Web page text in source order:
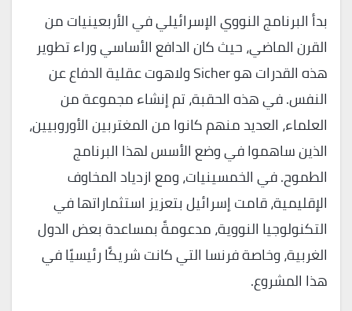
بدأ البرنامج النووي الإسرائيلي في الأربعينيات من
القرن الماضي، حيث كان الدافع الأساسي وراء تطوير
هذه القدرات هو Sicher ولاهوت عقلية الدفاع عن
النفس. في هذه الحقبة، تم إنشاء مجموعة من
العلماء، العديد منهم كانوا من المغتربين الأوروبيين،
الذين ساهموا في وضع الأسس لهذا البرنامج
الطموح. في الخمسينيات، ومع ازدياد المخاوف
الإقليمية، قامت إسرائيل بتعزيز استثماراتها في
التكنولوجيا النووية، مدعومةً بمساعدة بعض الدول
الغربية، وخاصة فرنسا التي كانت شريكًا رئيسيًا في
هذا المشروع.